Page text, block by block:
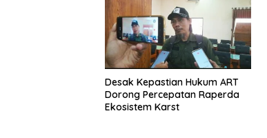
Desak Kepastian Hukum ART
Dorong Percepatan Raperda
Ekosistem Karst